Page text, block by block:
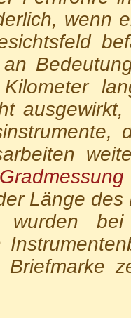
wenn
Länge des
wurden
Briefmarke